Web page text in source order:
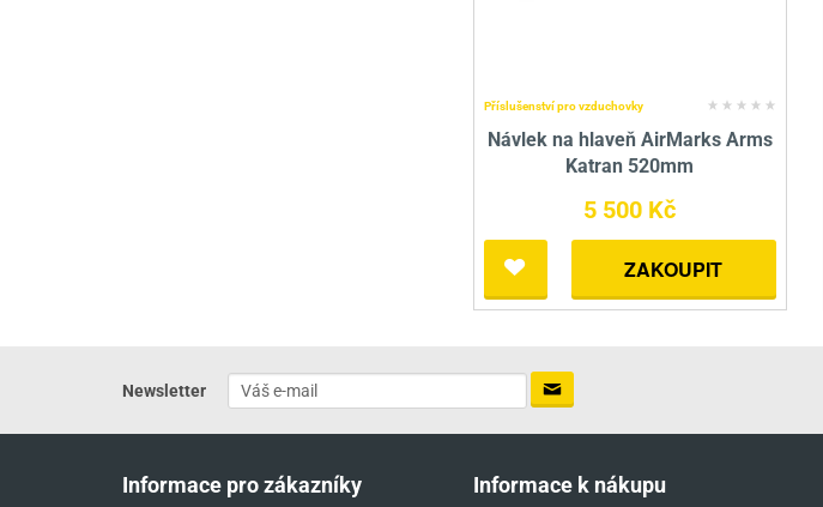
Příslušenství pro vzduchovky
Návlek na hlaveň AirMarks Arms
Katran 520mm
5 500 Kč
ZAKOUPIT
Newsletter
Informace pro zákazníky Informace k nákupu